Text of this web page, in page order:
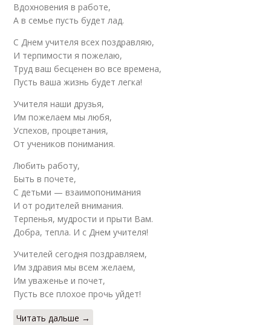
Вдохновения в работе,
А в семье пусть будет лад.
С Днем учителя всех поздравляю,
И терпимости я пожелаю,
Труд ваш бесценен во все времена,
Пусть ваша жизнь будет легка!
Учителя наши друзья,
Им пожелаем мы любя,
Успехов, процветания,
От учеников понимания.
Любить работу,
Быть в почете,
С детьми — взаимопонимания
И от родителей внимания.
Терпенья, мудрости и прыти Вам.
Добра, тепла. И с Днем учителя!
Учителей сегодня поздравляем,
Им здравия мы всем желаем,
Им уваженье и почет,
Пусть все плохое прочь уйдет!
Читать дальше →